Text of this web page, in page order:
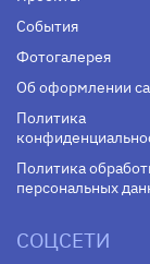
События
Фотогалерея
Об оформлении
Политика
Политика
персональных
СОЦСЕТИ